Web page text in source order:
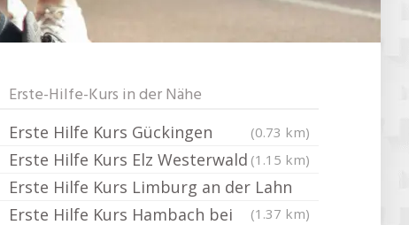
Erste-Hilfe-Kurs in der Nähe
Erste Hilfe Kurs Gückingen (0.73 km)
Erste Hilfe Kurs Elz Westerwald (1.15 km)
Erste Hilfe Kurs Limburg an der Lahn
(1.37 km)
Erste Hilfe Kurs Hambach bei